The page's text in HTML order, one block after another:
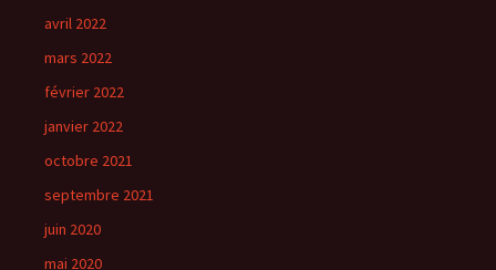
avril 2022
mars 2022
février 2022
janvier 2022
octobre 2021
septembre 2021
juin 2020
mai 2020